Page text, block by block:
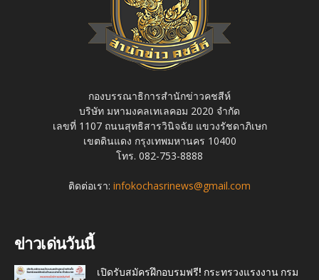
กองบรรณาธิการสำนักข่าวคชสีห์
บริษัท มหามงคลเทเลคอม 2020 จำกัด
เลขที่ 1107 ถนนสุทธิสารวินิจฉัย แขวงรัชดาภิเษก
เขตดินแดง กรุงเทพมหานคร 10400
โทร. 082-753-8888
ติดต่อเรา: infokochasrinews@gmail.com
ข่าวเด่นวันนี้
เปิดรับสมัครฝึกอบรมฟรี! กระทรวงแรงงาน กรม